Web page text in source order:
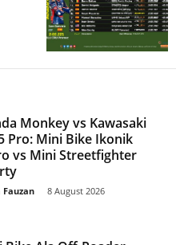
Monkey vs Kawasaki
Pro: Mini Bike Ikonik
vs Mini Streetfighter
Fauzan 8 August 2026